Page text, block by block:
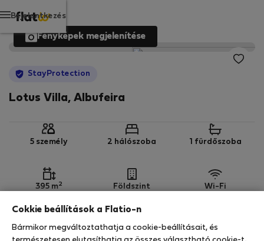
Bejelentkezés
Fényképek megjelenítése
StayProtection
Lotus Villa, Albufeira
5 személy 2 hálószoba 1 fürdőszoba
395 m2 Földszint Wi-Fi
Az ebben az ingatlanban való tartózkodását a
Cokkie beállítások a Flatio-n
Bármikor megváltoztathatja a cookie-beállításait, és